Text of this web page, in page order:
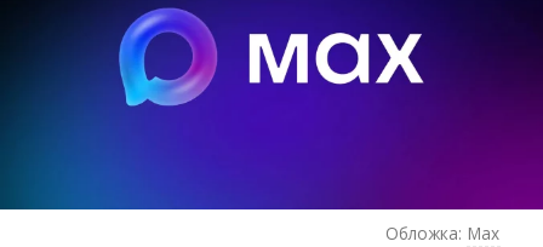
Обложка: Max